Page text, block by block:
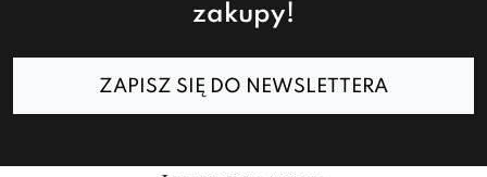
zakupy!
ZAPISZ SIĘ DO NEWSLETTERA